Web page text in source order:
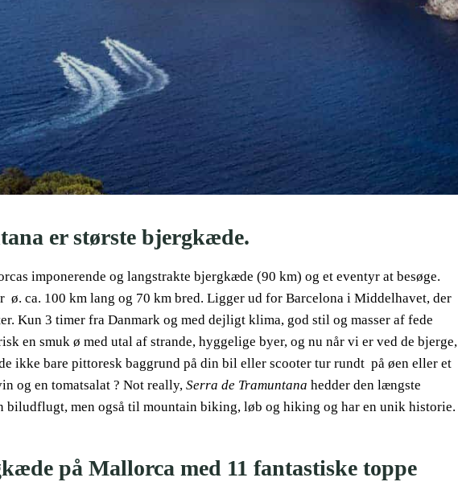
er største bjergkæde.
imponerende og langstrakte bjergkæde (90 km) og et eventyr at besøge.
ø. ca. 100 km lang og 70 km bred. Ligger ud for Barcelona i Middelhavet, der
Kun 3 timer fra Danmark og med dejligt klima, god stil og masser af fede
en smuk ø med utal af strande, hyggelige byer, og nu når vi er ved de bjerge,
ikke bare pittoresk baggrund på din bil eller scooter tur rundt på øen eller et
og en tomatsalat ? Not really, Serra de Tramuntana hedder den længste
biludflugt, men også til mountain biking, løb og hiking og har en unik historie.
på Mallorca med 11 fantastiske toppe